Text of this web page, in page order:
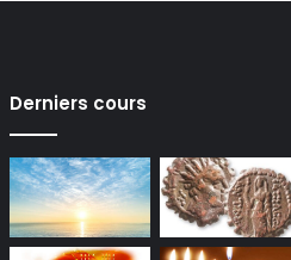
Derniers cours